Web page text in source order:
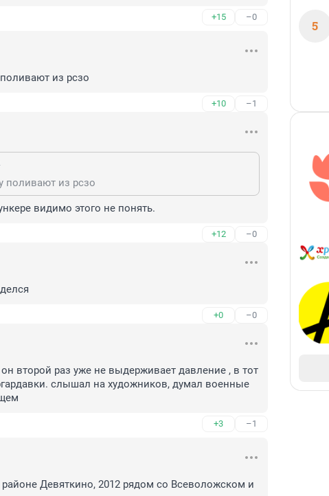
+15 –0
из рсзо
+10 –1
поливают из рсзо
видимо этого не понять.
+12 –0
+0 –0
второй раз уже не выдерживает давление , в тот
слышал на художников, думал военные
+3 –1
Девяткино, 2012 рядом со Всеволожском и
5